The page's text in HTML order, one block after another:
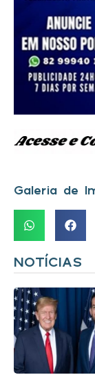
Galeria de
NOTÍCIAS